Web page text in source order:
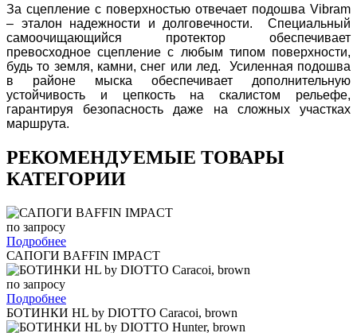
За сцепление с поверхностью отвечает подошва Vibram
– эталон надежности и долговечности. Специальный
самоочищающийся протектор обеспечивает
превосходное сцепление с любым типом поверхности,
будь то земля, камни, снег или лед. Усиленная подошва
в районе мыска обеспечивает дополнительную
устойчивость и цепкость на скалистом рельефе,
гарантируя безопасность даже на сложных участках
маршрута.
РЕКОМЕНДУЕМЫЕ ТОВАРЫ
КАТЕГОРИИ
по запросу
Подробнее
САПОГИ BAFFIN IMPACT
по запросу
Подробнее
БОТИНКИ HL by DIOTTO Caracoi, brown